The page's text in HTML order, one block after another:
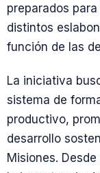
preparados
distintos
función de las
La iniciativa
sistema de
productivo,
desarrollo
Misiones.